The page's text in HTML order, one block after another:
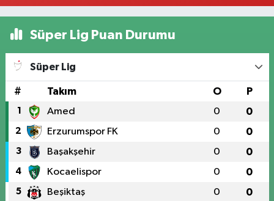
Süper Lig Puan Durumu
Süper Lig
# Takım O P
1 Amed 0 0
2 Erzurumspor FK 0 0
3 Başakşehir 0 0
4 Kocaelispor 0 0
5 Beşiktaş 0 0